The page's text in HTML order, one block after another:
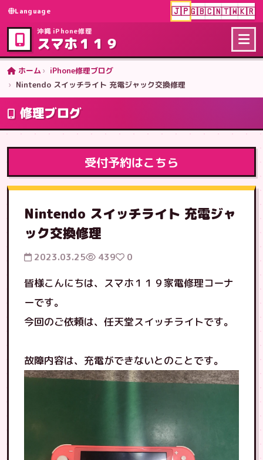
Language 🇯🇵🇬🇧🇨🇳🇹🇼🇰🇷
沖縄 iPhone修理
スマホ１１９
ホーム
iPhone修理ブログ
Nintendo スイッチライト 充電ジャック交換修理
修理ブログ
受付予約はこちら
Nintendo スイッチライト 充電ジャ
ック交換修理
2023.03.25 439 0
皆様こんにちは、スマホ１１９家電修理コーナ
ーです。
今回のご依頼は、任天堂スイッチライトです。
故障内容は、充電ができないとのことです。